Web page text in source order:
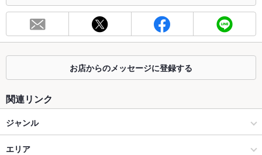
総席数 10席(ペットOKです！)
最大宴会収
10人
座敷
掘りごたつ
カウンター
お店からのメッセージに登録する
関連リンク
ジャンル
カフェ・スイーツ
エリア